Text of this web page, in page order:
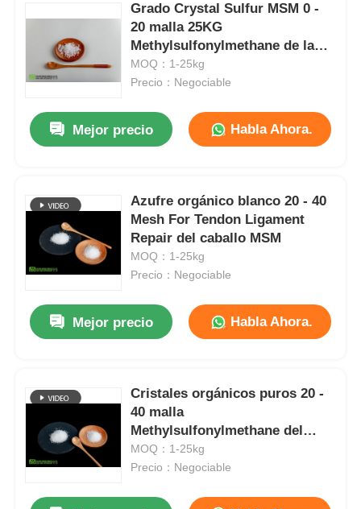
Grado Crystal Sulfur MSM 0 -
20 malla 25KG
Methylsulfonylmethane de la
alimentación para los perros
MOQ：1-25kg
Precio：Negociable
Mejor precio Habla Ahora.
Azufre orgánico blanco 20 - 40
Mesh For Tendon Ligament
Repair del caballo MSM
MOQ：1-25kg
Precio：Negociable
Mejor precio Habla Ahora.
Cristales orgánicos puros 20 -
40 malla
Methylsulfonylmethane del
azufre de MSM para el animal
doméstico
MOQ：1-25kg
Precio：Negociable